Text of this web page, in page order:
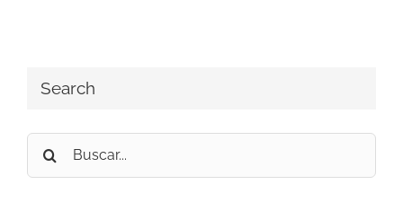
Search
Buscar: